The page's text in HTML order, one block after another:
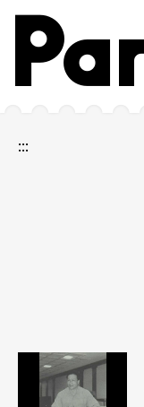
跳到主要內容區塊
網站導覽
:::